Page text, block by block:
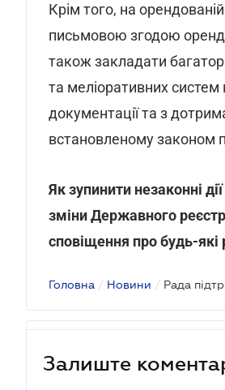
Крім того, на
письмовою згодою
також закладати
та меліоративних систем
документації та з
встановленому законом
Як зупинити незаконні
зміни Державного
сповіщення про будь-які
Головна / Новини /
Залиште